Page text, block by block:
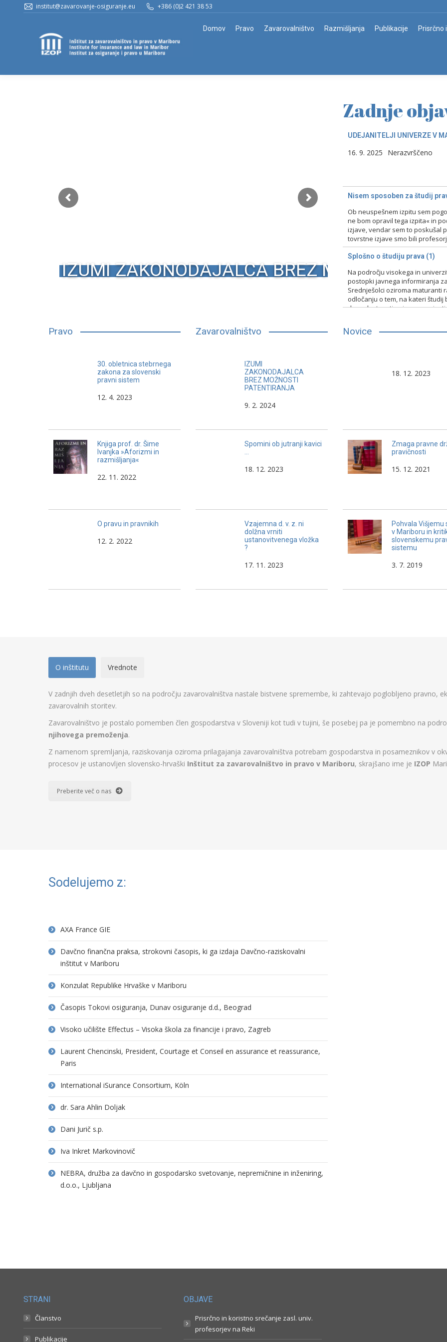
institut@zavarovanje-osiguranje.eu +386 (0)2 421 38 53
Domov Pravo Zavarovalništvo Razmišljanja Publikacije Prisrčno
IZUMI ZAKONODAJALCA BREZ MOŽNOSTI
Zadnje
UDEJANITELJI UNIVERZE V
16. 9. 2025 Nerazvrščeno
Nisem sposoben za študij
Ob neuspešnem izpitu sem
ne bom opravil tega izpita« in
izjave, vendar sem to poskušal
tovrstne izjave smo bili
15. 2. 2024 Nerazvrščeno
Splošno o študiju prava (1)
Na področju visokega in
postopki javnega informiranja
Srednješolci oziroma maturanti
odločanju o tem, na kateri
druge lastnosti, primerno
13. 2. 2024
Pravo
30. obletnica stebrnega
zakona za slovenski
pravni sistem
12. 4. 2023
Knjiga prof. dr. Šime
Ivanjka »Aforizmi in
razmišljanja«
22. 11. 2022
O pravu in pravnikih
12. 2. 2022
Zavarovalništvo
IZUMI
ZAKONODAJALCA
BREZ MOŽNOSTI
PATENTIRANJA
9. 2. 2024
Spomini ob jutranji kavici
18. 12. 2023
Vzajemna d. v. z. ni
dolžna vrniti
ustanovitvenega vložka
?
17. 11. 2023
Novice
18. 12. 2023
Zmaga pravne
pravičnosti
15. 12. 2021
Pohvala Višjemu
v Mariboru in
slovenskemu
sistemu
3. 7. 2019
Dobri pravniki s svojim načinom
poklicnega delovanja
dokazujejo, da cilj poklicnega
delovanja pravnika ni nujno
Nekateri pravniki, večina politikov
in manjši del zavarovalnih
zastopnikov, se po svojem
približujejo nosilcem kulture laži.
nevarnost. Če ta ni
O inštitutu Vrednote
V zadnjih dveh desetletjih so na področju zavarovalništva nastale bistvene spremembe, ki zahtevajo poglobljeno pravno,
zavarovalnih storitev.
Zavarovalništvo je postalo pomemben člen gospodarstva v Sloveniji kot tudi v tujini, še posebej pa je pomembno na
njihovega premoženja.
Z namenom spremljanja, raziskovanja oziroma prilagajanja zavarovalništva potrebam gospodarstva in posameznikov v
procesov je ustanovljen slovensko-hrvaški Inštitut za zavarovalništvo in pravo v Mariboru, skrajšano ime je IZOP
Preberite več o nas
Sodelujemo z:
AXA France GIE
Davčno finančna praksa, strokovni časopis, ki ga izdaja Davčno-raziskovalni
inštitut v Mariboru
Konzulat Republike Hrvaške v Mariboru
Časopis Tokovi osiguranja, Dunav osiguranje d.d., Beograd
Visoko učilište Effectus – Visoka škola za financije i pravo, Zagreb
Laurent Chencinski, President, Courtage et Conseil en assurance et reassurance,
Paris
International iSurance Consortium, Köln
dr. Sara Ahlin Doljak
Dani Jurič s.p.
Iva Inkret Markovinovič
NEBRA, družba za davčno in gospodarsko svetovanje, nepremičnine in inženiring,
d.o.o., Ljubljana
STRANI
Članstvo
Publikacije
OBJAVE
Prisrčno in koristno srečanje zasl. univ.
profesorjev na Reki